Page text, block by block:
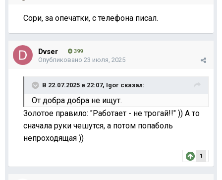
Сори, за опечатки, с телефона писал.
Dvser 399
Опубликовано 23 июля, 2025
В 22.07.2025 в 22:07, Igor сказал:
От добра добра не ищут.
Золотое правило: "Работает - не трогай!!" )) А то
сначала руки чешутся, а потом попаболь
непроходящая ))
1